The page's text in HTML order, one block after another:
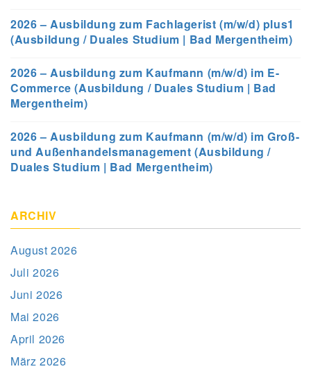
2026 – Ausbildung zum Fachlagerist (m/w/d) plus1
(Ausbildung / Duales Studium | Bad Mergentheim)
2026 – Ausbildung zum Kaufmann (m/w/d) im E-
Commerce (Ausbildung / Duales Studium | Bad
Mergentheim)
2026 – Ausbildung zum Kaufmann (m/w/d) im Groß-
und Außenhandelsmanagement (Ausbildung /
Duales Studium | Bad Mergentheim)
ARCHIV
August 2026
Juli 2026
Juni 2026
Mai 2026
April 2026
März 2026